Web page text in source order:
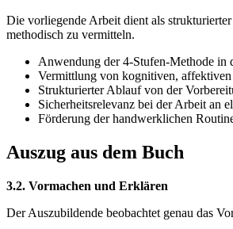
Die vorliegende Arbeit dient als
methodisch zu vermitteln.
Anwendung der 4-Stufen-Methode in
Vermittlung von kognitiven,
Strukturierter Ablauf von der
Sicherheitsrelevanz bei der Arbeit an
Förderung der handwerklichen
Auszug aus dem Buch
3.2. Vormachen und Erklären
Der Auszubildende beobachtet genau das